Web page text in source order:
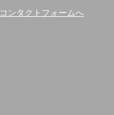
コンタクトフォームへ